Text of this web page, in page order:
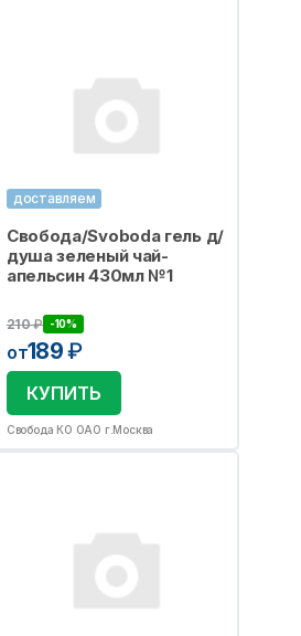
доставляем
Свобода/Svoboda гель д/
душа зеленый чай-
апельсин 430мл №1
210₽ -10%
от189₽
КУПИТЬ
Свобода КО ОАО г.Москва